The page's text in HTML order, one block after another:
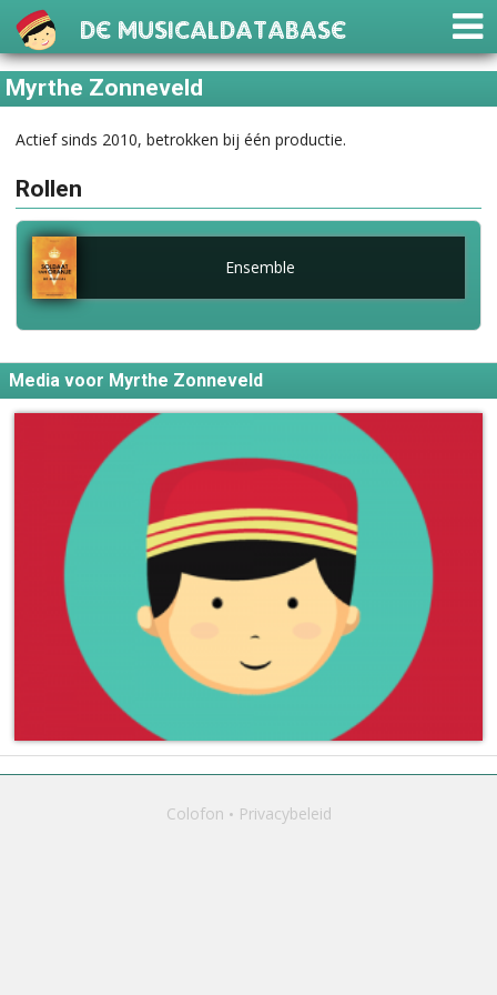
De Musicaldatabase
Myrthe Zonneveld
Actief sinds 2010, betrokken bij één productie.
Rollen
Ensemble
Media voor Myrthe Zonneveld
Colofon Privacybeleid